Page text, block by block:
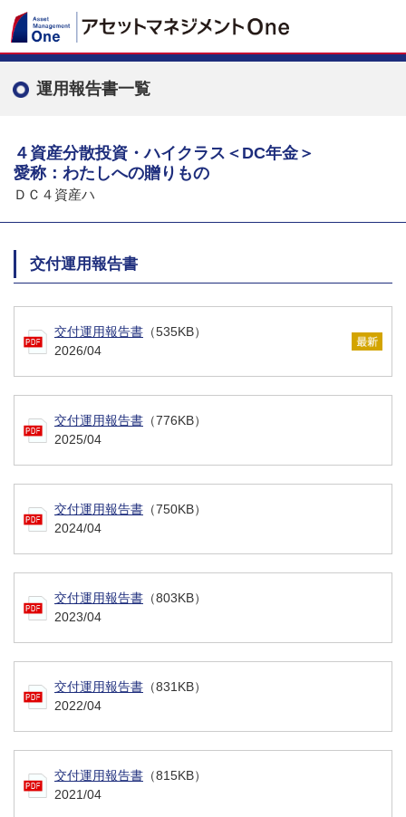
運用報告書一覧
４資産分散投資・ハイクラス＜DC年金＞
愛称：わたしへの贈りもの
ＤＣ４資産ハ
交付運用報告書
交付運用報告書 （535KB）
2026/04
交付運用報告書 （776KB）
2025/04
交付運用報告書 （750KB）
2024/04
交付運用報告書 （803KB）
2023/04
交付運用報告書 （831KB）
2022/04
交付運用報告書 （815KB）
2021/04